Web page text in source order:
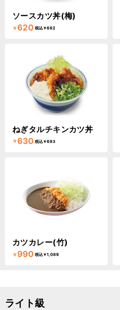
ソースカツ丼(梅)
￥620 税込￥682
ねぎタルチキンカツ丼
￥630 税込￥693
カツカレー(竹)
￥ 990 税込￥1,089
ライト級